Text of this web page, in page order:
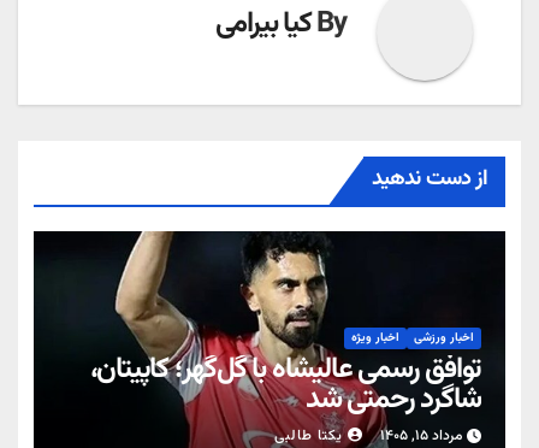
Byکیا بیرامی
از دست ندهید
اخبار ورزشی اخبار ویژه
توافق رسمی عالیشاه با گل‌گهر؛ کاپیتان،
شاگرد رحمتی شد
مرداد ۱۵, ۱۴۰۵ یکتا طالبی